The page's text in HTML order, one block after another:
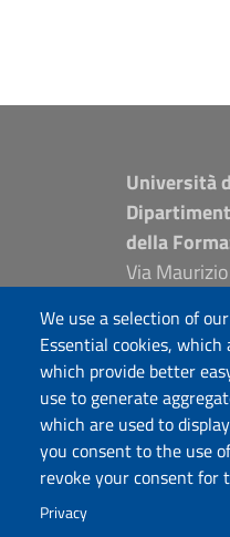
We use a selection of
Essential cookies,
which provide better
use to generate
which are used to
you consent to the use
revoke your consent
Privacy
Università
della
Via